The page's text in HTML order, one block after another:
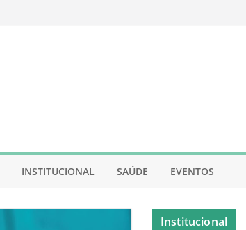
INSTITUCIONAL SAÚDE EVENTOS
Institucional